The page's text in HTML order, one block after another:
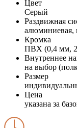
Цвет
Серый
Раздвижная
алюминиевая,
Кромка
ПВХ (0,4 мм,
Внутреннее
на выбор
Размер
Цена
указана за